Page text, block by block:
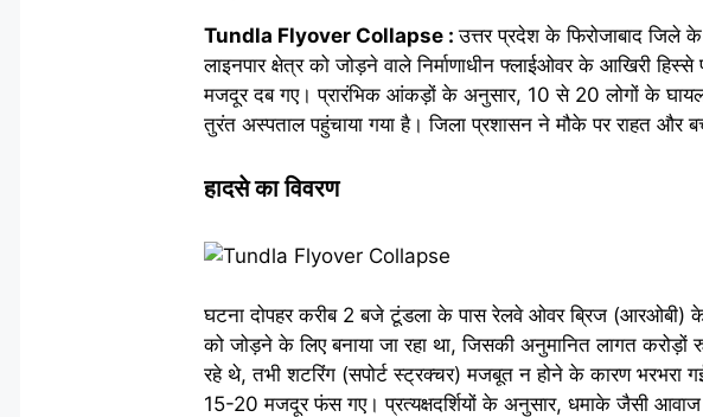
Tundla Flyover Collapse :उत्तर प्रदेश के फिरोजाबाद जिले
लाइनपार क्षेत्र को जोड़ने वाले निर्माणाधीन फ्लाईओवर के आखिरी
मजदूर दब गए। प्रारंभिक आंकड़ों के अनुसार, 10 से 20 लोगों के
तुरंत अस्पताल पहुंचाया गया है। जिला प्रशासन ने मौके पर राहत और
हादसे का विवरण
घटना दोपहर करीब 2 बजे टूंडला के पास रेलवे ओवर ब्रिज (आरओबी)
को जोड़ने के लिए बनाया जा रहा था, जिसकी अनुमानित लागत
रहे थे, तभी शटरिंग (सपोर्ट स्ट्रक्चर) मजबूत न होने के कारण भरभरा
15-20 मजदूर फंस गए। प्रत्यक्षदर्शियों के अनुसार, धमाके जैसी आवाज